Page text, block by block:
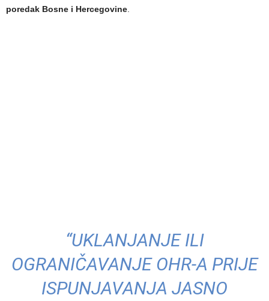
poredak Bosne i Hercegovine
“UKLANJANJE ILI
OGRANIČAVANJE OHR-A PRIJE
ISPUNJAVANJA JASNO